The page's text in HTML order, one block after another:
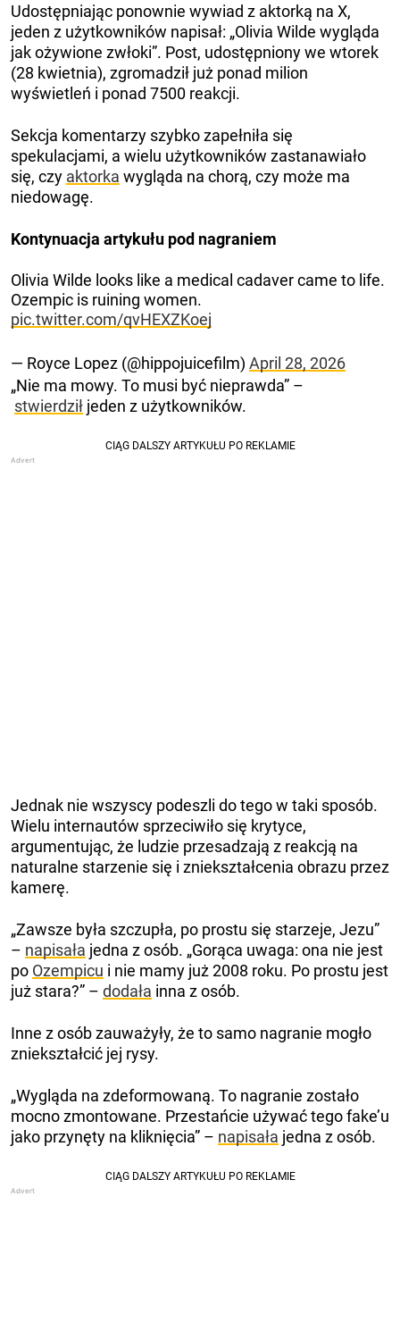
Udostępniając ponownie wywiad z aktorką na X,
jeden z użytkowników napisał: „Olivia Wilde wygląda
jak ożywione zwłoki”. Post, udostępniony we wtorek
(28 kwietnia), zgromadził już ponad milion
wyświetleń i ponad 7500 reakcji.
Sekcja komentarzy szybko zapełniła się
spekulacjami, a wielu użytkowników zastanawiało
się, czy aktorka wygląda na chorą, czy może ma
niedowagę.
Kontynuacja artykułu pod nagraniem
Olivia Wilde looks like a medical cadaver came to life.
Ozempic is ruining women.
pic.twitter.com/qvHEXZKoej
— Royce Lopez (@hippojuicefilm) April 28, 2026
„Nie ma mowy. To musi być nieprawda” –
stwierdził jeden z użytkowników.
Jednak nie wszyscy podeszli do tego w taki sposób.
Wielu internautów sprzeciwiło się krytyce,
argumentując, że ludzie przesadzają z reakcją na
naturalne starzenie się i zniekształcenia obrazu przez
kamerę.
„Zawsze była szczupła, po prostu się starzeje, Jezu”
– napisała jedna z osób. „Gorąca uwaga: ona nie jest
po Ozempicu i nie mamy już 2008 roku. Po prostu jest
już stara?” – dodała inna z osób.
Inne z osób zauważyły, że to samo nagranie mogło
zniekształcić jej rysy.
„Wygląda na zdeformowaną. To nagranie zostało
mocno zmontowane. Przestańcie używać tego fake’u
jako przynęty na kliknięcia” – napisała jedna z osób.